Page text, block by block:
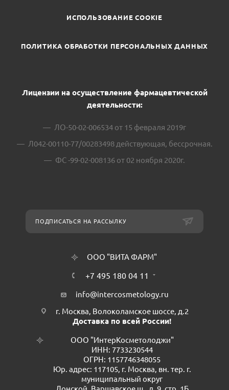
ИСПОЛЬЗОВАНИЕ COOKIE
ПОЛИТИКА ОБРАБОТКИ ПЕРСОНАЛЬНЫХ ДАННЫХ
Лицензии на осуществление фармацевтической
деятельности:
ЛО-50-02-006534 от 15 февраля 2019г
Л042-00110-77/00283498 действующая, бессрочная.
ФС -99-02-008136 от 02 ноября 2020г.
ПОДПИСАТЬСЯ НА РАССЫЛКУ
ООО "ВИТА ФАРМ"
+7 495 180 04 11
info@intercosmetology.ru
г. Москва, Волоколамское шоссе, д.2
Доставка по всей России!
ООО "ИнтерКосметолоджи"
ИНН: 7733230544
ОГРН: 1157746348055
Юр. адрес: 117105, г. Москва, вн. тер. г.
муниципальный округ